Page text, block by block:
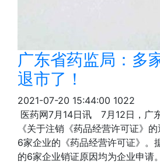
广东省药监局：多
退市了！
2021-07-20 15:44:00 1022
医药网7月14日讯 7月12日，广
《关于注销《药品经营许可证》
6家企业的《药品经营许可证》。
的6家企业销证原因均为企业申请。